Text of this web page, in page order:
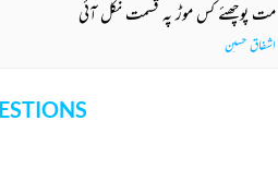
مت پوچھئے کس موڑ پہ قسمت نکل آئی
اشفاق حسین